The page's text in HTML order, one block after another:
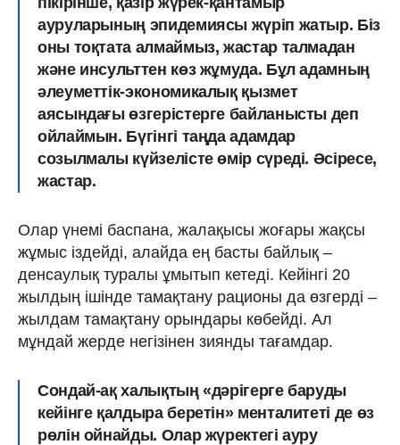
ауруларының эпидемиясы жүріп жатыр. Біз
оны тоқтата алмаймыз, жастар талмадан
және инсульттен көз жұмуда. Бұл адамның
әлеуметтік-экономикалық қызмет
аясындағы өзгерістерге байланысты деп
ойлаймын. Бүгінгі таңда адамдар
созылмалы күйзелісте өмір сүреді. Әсіресе,
жастар.
Олар үнемі баспана, жалақысы жоғары жақсы
жұмыс іздейді, алайда ең басты байлық –
денсаулық туралы ұмытып кетеді. Кейінгі 20
жылдың ішінде тамақтану рационы да өзгерді –
жылдам тамақтану орындары көбейді. Ал
мұндай жерде негізінен зиянды тағамдар.
Сондай-ақ халықтың «дәрігерге баруды
кейінге қалдыра беретін» менталитеті де өз
рөлін ойнайды. Олар жүректегі ауру